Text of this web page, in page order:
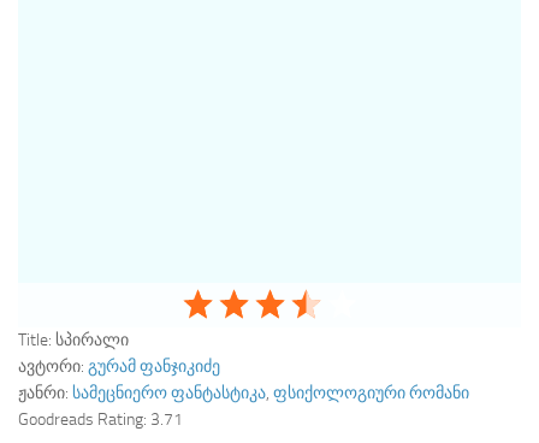
Title: სპირალი
ავტორი: გურამ ფანჯიკიძე
ჟანრი: სამეცნიერო ფანტასტიკა, ფსიქოლოგიური რომანი
Goodreads Rating: 3.71